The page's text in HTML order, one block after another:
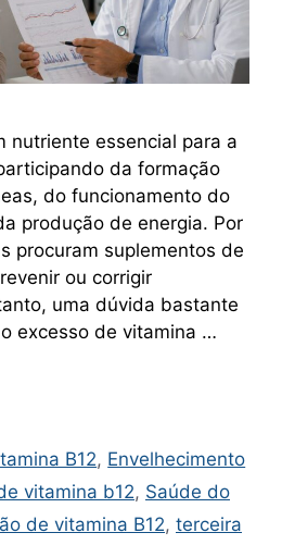
nutriente essencial para a
da formação
do funcionamento do
produção de energia. Por
procuram suplementos de
ou corrigir
uma dúvida bastante
excesso de vitamina …
B12, Envelhecimento
vitamina b12, Saúde do
de vitamina B12, terceira